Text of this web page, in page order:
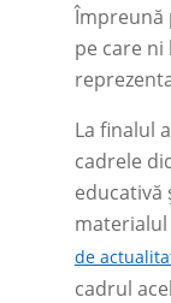
Împreună
pe care
La finalul
cadrele
educativă
materialul
de
cadrul